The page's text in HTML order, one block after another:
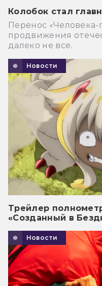
Колобок стал
Перенос «Человека-
продвижения
далеко не все.
Новости
Трейлер
«Созданный в
Новости